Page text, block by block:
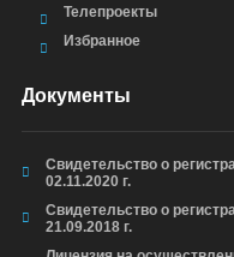
Телепроекты
Избранное
Документы
Свидетельство о
02.11.2020 г.
Свидетельство о
21.09.2018 г.